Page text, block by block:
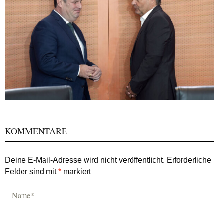
KOMMENTARE
Deine E-Mail-Adresse wird nicht veröffentlicht. Erforderliche
Felder sind mit* markiert